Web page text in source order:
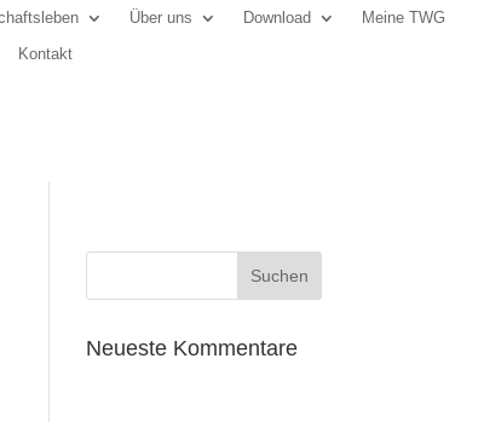
Über uns Download Meine TWG
Kontakt
Neueste Kommentare